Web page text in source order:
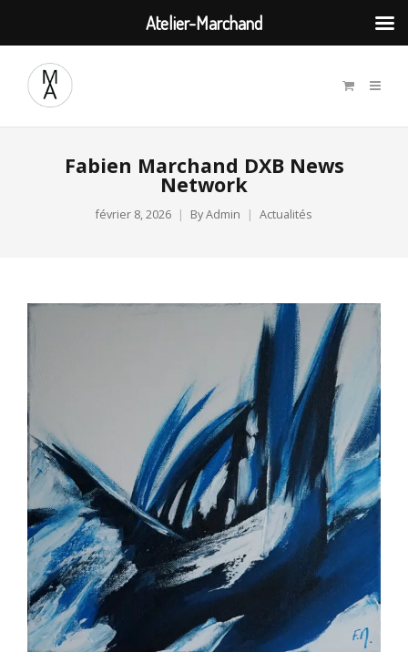
Fabien Marchand DXB News
Network
février 8, 2026 ByAdmin Actualités
Atelier-Marchand